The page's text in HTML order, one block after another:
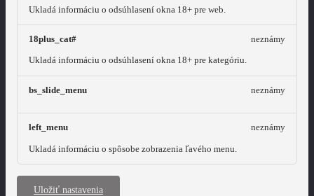
Ukladá informáciu o odsúhlasení okna 18+ pre web.
18plus_cat#
Ukladá informáciu o odsúhlasení okna 18+ pre kategóriu.
neznámy
bs_slide_menu neznámy
left_menu
Ukladá informáciu o spôsobe zobrazenia ľavého menu.
neznámy
Uložiť nastavenia